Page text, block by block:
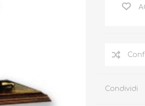
Condividi